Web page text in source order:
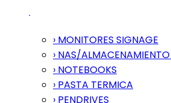
› MONITORES SIGNAGE
› NAS/
› NOTEBOOKS
› PASTA TERMICA
› PENDRIVES